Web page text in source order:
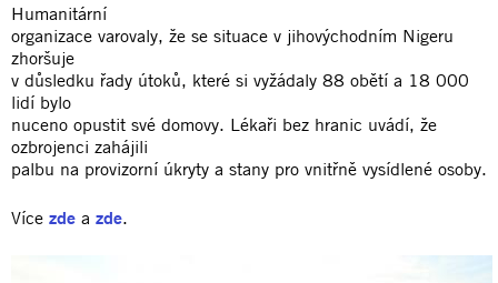
Humanitární
organizace varovaly, že se situace v jihovýchodním Nigeru
zhoršuje
v důsledku řady útoků, které si vyžádaly 88 obětí a 18 000
lidí bylo
nuceno opustit své domovy. Lékaři bez hranic uvádí, že
ozbrojenci zahájili
palbu na provizorní úkryty a stany pro vnitřně vysídlené osoby.
Více zde a zde.